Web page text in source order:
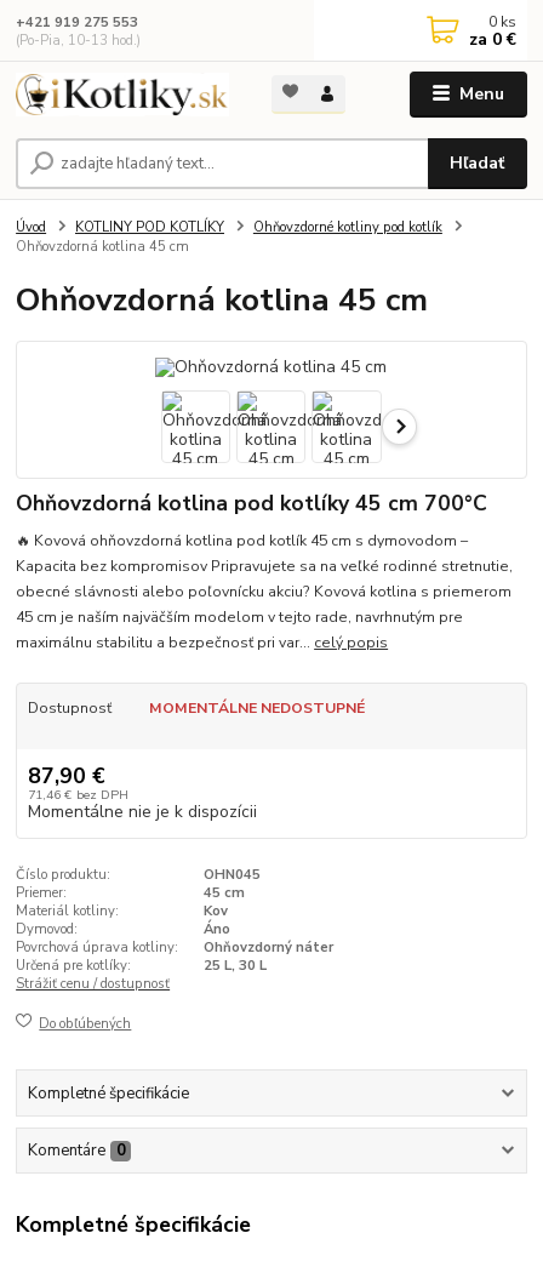
Menu
Hľadať
+421 919 275 553
(Po-Pia, 10-13 hod.)
0 ks
za 0 €
Úvod KOTLINY POD KOTLÍKY
Ohňovzdorné kotliny pod kotlík
Ohňovzdorná kotlina 45 cm
Ohňovzdorná kotlina 45 cm
Ohňovzdorná kotlina pod kotlíky 45 cm 700°C
🔥 Kovová ohňovzdorná kotlina pod kotlík 45 cm s dymovodom –
Kapacita bez kompromisov Pripravujete sa na veľké rodinné stretnutie,
obecné slávnosti alebo poľovnícku akciu? Kovová kotlina s priemerom
45 cm je naším najväčším modelom v tejto rade, navrhnutým pre
maximálnu stabilitu a bezpečnosť pri var... celý popis
Dostupnosť MOMENTÁLNE NEDOSTUPNÉ
87,90 €
71,46 € bez DPH
Momentálne nie je k dispozícii
Číslo produktu:
OHN045
Priemer:
45 cm
Materiál kotliny:
Kov
Dymovod:
Áno
Povrchová úprava kotliny:
Ohňovzdorný náter
Určená pre kotlíky:
25 L, 30 L
Strážiť cenu / dostupnosť
Do obľúbených
Kompletné špecifikácie
Komentáre 0
Kompletné špecifikácie